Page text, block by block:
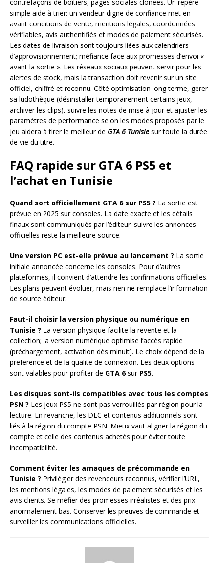
contrefaçons de boîtiers, pages sociales clonées. Un repère
simple aide à trier: un vendeur digne de confiance met en
avant conditions de vente, mentions légales, coordonnées
vérifiables, avis authentifiés et modes de paiement sécurisés.
Les dates de livraison sont toujours liées aux calendriers
d’approvisionnement; méfiance face aux promesses d’envoi «
avant la sortie ». Les réseaux sociaux peuvent servir pour les
alertes de stock, mais la transaction doit revenir sur un site
officiel, chiffré et reconnu. Côté optimisation long terme, gérer
sa ludothèque (désinstaller temporairement certains jeux,
archiver les clips), suivre les notes de mise à jour et ajuster les
paramètres de performance selon les modes proposés par le
jeu aidera à tirer le meilleur de GTA 6 Tunisie sur toute la durée
de vie du titre.
FAQ rapide sur GTA 6 PS5 et
l’achat en Tunisie
Quand sort officiellement GTA 6 sur PS5 ? La sortie est
prévue en 2025 sur consoles. La date exacte et les détails
finaux sont communiqués par l’éditeur; suivre les annonces
officielles reste la meilleure source.
Une version PC est-elle prévue au lancement ? La sortie
initiale annoncée concerne les consoles. Pour d’autres
plateformes, il convient d’attendre les confirmations officielles.
Les plans peuvent évoluer, mais rien ne remplace l’information
de source éditeur.
Faut-il choisir la version physique ou numérique en
Tunisie ? La version physique facilite la revente et la
collection; la version numérique optimise l’accès rapide
(préchargement, activation dès minuit). Le choix dépend de la
préférence et de la qualité de connexion. Les deux options
sont valables pour profiter de GTA 6sur PS5.
Les disques sont-ils compatibles avec tous les comptes
PSN ? Les jeux PS5 ne sont pas verrouillés par région pour la
lecture. En revanche, les DLC et contenus additionnels sont
liés à la région du compte PSN. Mieux vaut aligner la région du
compte et celle des contenus achetés pour éviter toute
incompatibilité.
Comment éviter les arnaques de précommande en
Tunisie ? Privilégier des revendeurs reconnus, vérifier l’URL,
les mentions légales, les modes de paiement sécurisés et les
avis clients. Se méfier des promesses irréalistes et des prix
anormalement bas. Conserver les preuves de commande et
surveiller les communications officielles.